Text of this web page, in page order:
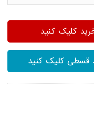
کلیک کنید
کلیک کنید